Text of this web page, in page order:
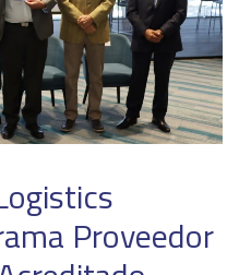
Proveedor